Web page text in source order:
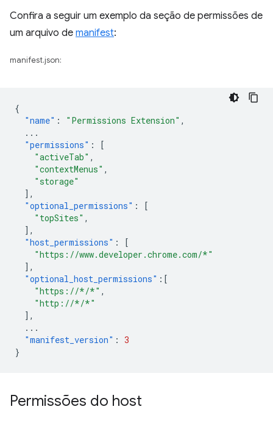
Confira a seguir um exemplo da seção de permissões de
um arquivo de manifest:
manifest.json:
{
"name" : "Permissions Extension" ,
...
"permissions" :
[
"activeTab" ,
"contextMenus" ,
"storage"
],
"optional_permissions" :
[
"topSites" ,
],
"host_permissions" :
[
"https://www.developer.chrome.com/*"
],
"optional_host_permissions" :[
"https://*/*" ,
"http://*/*"
],
...
"manifest_version" : 3
}
Permissões do host